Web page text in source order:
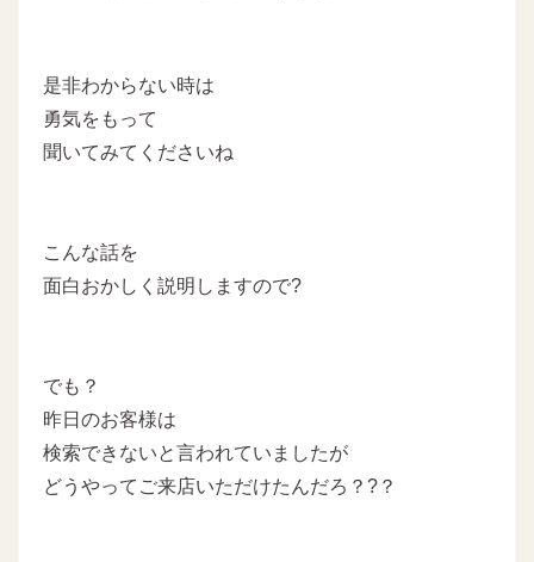
是非わからない時は
勇気をもって
聞いてみてくださいね
こんな話を
面白おかしく説明しますので?
でも？
昨日のお客様は
検索できないと言われていましたが
どうやってご来店いただけたんだろ？?？